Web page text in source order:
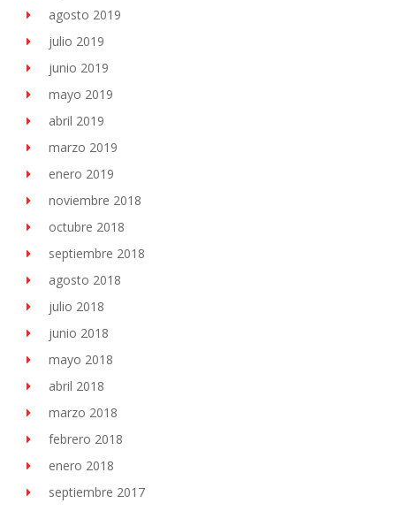
agosto 2019
julio 2019
junio 2019
mayo 2019
abril 2019
marzo 2019
enero 2019
noviembre 2018
octubre 2018
septiembre 2018
agosto 2018
julio 2018
junio 2018
mayo 2018
abril 2018
marzo 2018
febrero 2018
enero 2018
septiembre 2017